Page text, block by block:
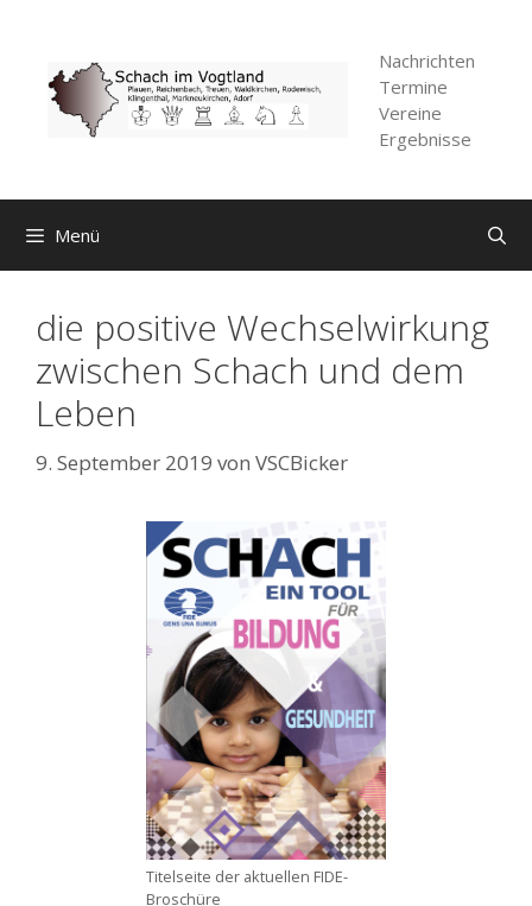
springen
Nachrichten
Termine
Vereine
Ergebnisse
Menü
die positive Wechselwirkung
zwischen Schach und dem
Leben
9. September 2019 von VSCBicker
Titelseite der aktuellen FIDE-
Broschüre